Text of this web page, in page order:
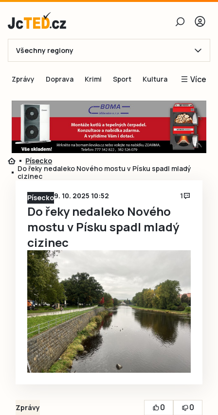
E-mail
Obnovit heslo
Přihlásit se
Všechny regiony
Zprávy Doprava Krimi Sport Kultura Více
Blogy
Inspirace
Čtenáři píší
Speciální přílohy
Písecko
Do řeky nedaleko Nového mostu v Písku spadl mladý
cizinec
Písecko9. 10. 2025 10:52 1
Do řeky nedaleko Nového
mostu v Písku spadl mladý
cizinec
Zprávy 0
0